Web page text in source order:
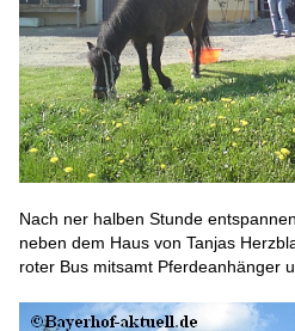
Nach ner halben Stunde
neben dem Haus von Tanjas
roter Bus mitsamt Pferdeanhänger